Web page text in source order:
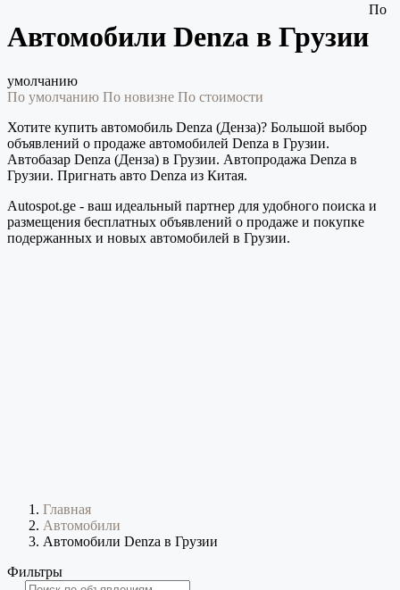
Автомобили Denza в Грузии
По
умолчанию
По умолчанию По новизне По стоимости
Хотите купить автомобиль Denza (Денза)? Большой выбор
объявлений о продаже автомобилей Denza в Грузии.
Автобазар Denza (Денза) в Грузии. Автопродажа Denza в
Грузии. Пригнать авто Denza из Китая.
Autospot.ge - ваш идеальный партнер для удобного поиска и
размещения бесплатных объявлений о продаже и покупке
подержанных и новых автомобилей в Грузии.
Главная
Автомобили
Автомобили Denza в Грузии
Фильтры